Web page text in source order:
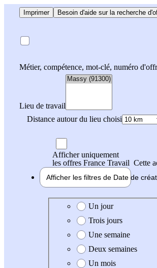
Imprimer Besoin d'aide sur la recherche
Métier, compétence, mot-clé, numéro
Lieu de travail
Distance autour du lieu choisi
Afficher uniquement
les offres France Travail Cette
Afficher les filtres de Date de
Date de création de l'offre
Un jour
Trois jours
Une semaine
Deux semaines
Un mois